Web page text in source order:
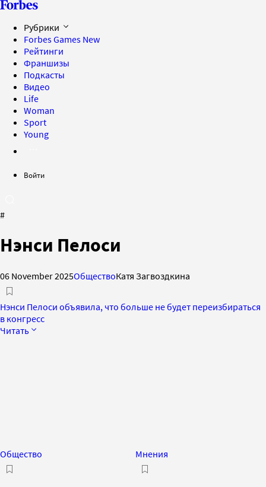
Рубрики
Forbes Games New
Рейтинги
Франшизы
Подкасты
Видео
Life
Woman
Sport
Young
Войти
#
Нэнси Пелоси
06 November 2025ОбществоКатя Загвоздкина
Нэнси Пелоси объявила, что больше не будет переизбираться
в конгресс
Читать
Общество Мнения